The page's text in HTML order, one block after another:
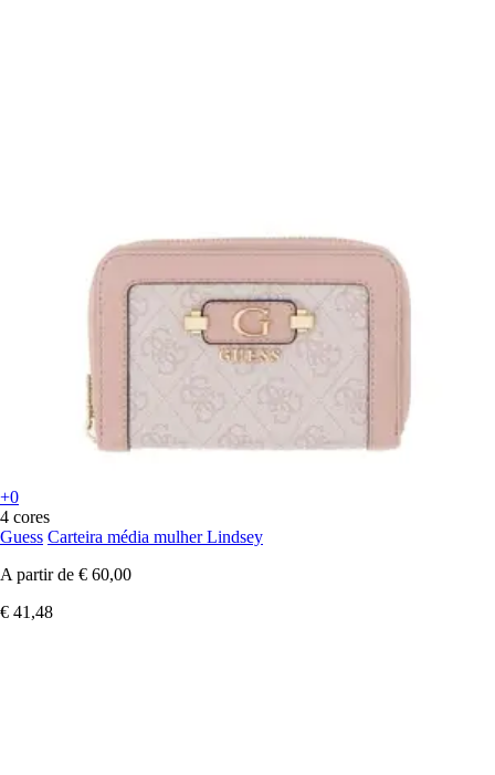
+0
4 cores
Guess Carteira média mulher Lindsey
A partir de € 60,00
€ 41,48